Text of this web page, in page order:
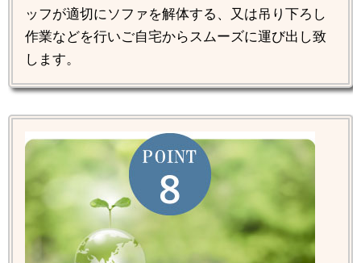
ッフが適切にソファを解体する、又は吊り下ろし
作業などを行いご自宅からスムーズに運び出し致
します。